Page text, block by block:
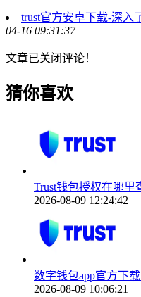
trust官方安卓下载-深入
04-16 09:31:37
文章已关闭评论！
猜你喜欢
Trust钱包授权在哪里
2026-08-09 12:24:42
数字钱包app官方下
2026-08-09 10:06:21